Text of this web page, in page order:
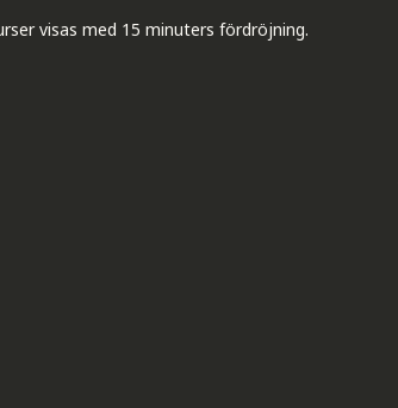
visas med 15 minuters fördröjning.